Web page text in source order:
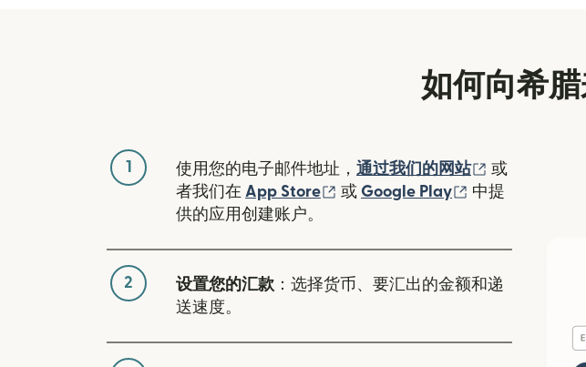
如何向希
1 使用您的电子邮件地址， 通过我们的网站 （在新窗口中
或
者我们在 App Store （在新窗口中打开）
或 Google Play （在新窗口中打
中提
供的应用创建账户。
2 设置您的汇款 ：选择货币、要汇出的金额和递
送速度。